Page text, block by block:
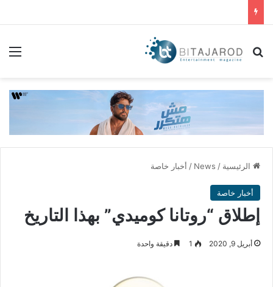
بحث عن
الرئيسية /
News
/ أخبار خاصة
أخبار خاصة
إطلاق “روتانا كوميدي” بهذا التاريخ
أبريل 9, 2020 1 دقيقة واحدة